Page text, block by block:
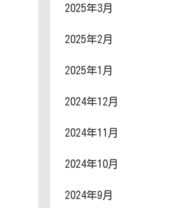
2025年3月
2025年2月
2025年1月
2024年12月
2024年11月
2024年10月
2024年9月